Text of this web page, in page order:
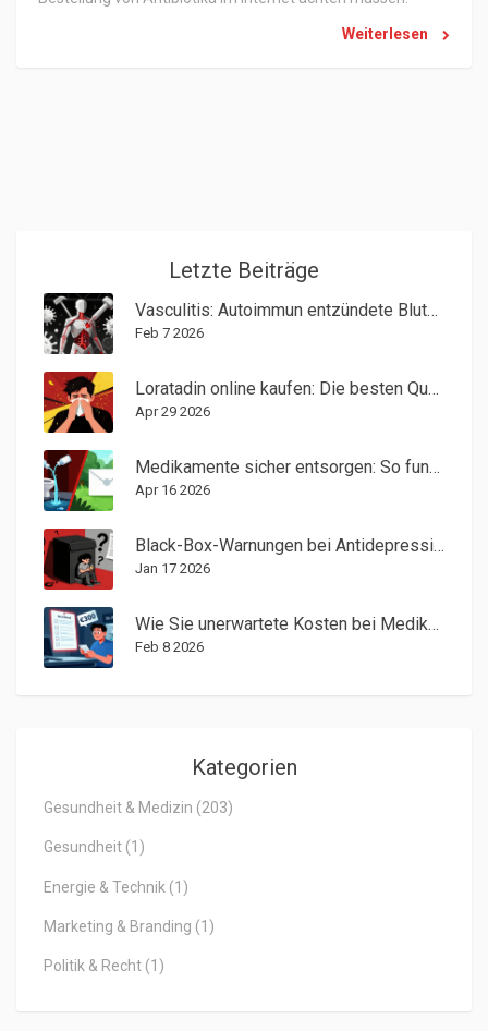
Weiterlesen
Letzte Beiträge
Vasculitis: Autoimmun entzündete Blutgefäße - Ursachen, Symptome und Behandlung
Feb 7 2026
Loratadin online kaufen: Die besten Quellen und Tipps zum Sparen
Apr 29 2026
Medikamente sicher entsorgen: So funktionieren Prepaid-Rücksendekuverts
Apr 16 2026
Black-Box-Warnungen bei Antidepressiva und Jugendlichen: Risiken und reale Folgen
Jan 17 2026
Wie Sie unerwartete Kosten bei Medikamenten aus dem Außen-Netzwerk vermeiden
Feb 8 2026
Kategorien
Gesundheit & Medizin (203)
Gesundheit (1)
Energie & Technik (1)
Marketing & Branding (1)
Politik & Recht (1)